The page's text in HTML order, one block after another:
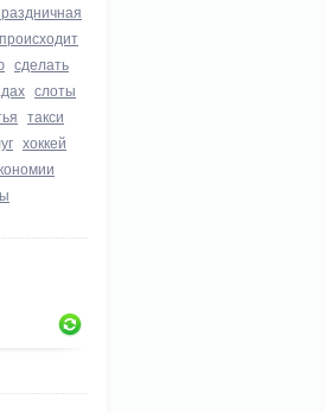
происходит
сделать
слоты
такси
хоккей